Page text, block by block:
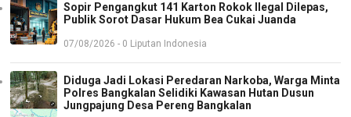
Sopir Pengangkut 141 Karton Rokok Ilegal Dilepas,
Publik Sorot Dasar Hukum Bea Cukai Juanda
07/08/2026 - 0 Liputan Indonesia
Diduga Jadi Lokasi Peredaran Narkoba, Warga Minta
Polres Bangkalan Selidiki Kawasan Hutan Dusun
Jungpajung Desa Pereng Bangkalan